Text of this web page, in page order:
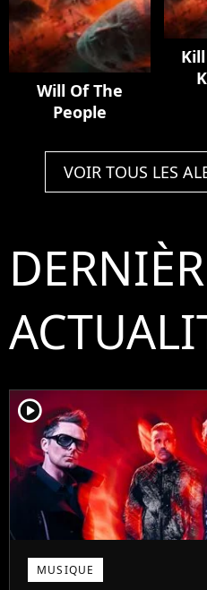
Will Of The
People
VOIR TOUS LES
player2
MUSIQUE